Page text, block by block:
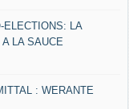
ELECTIONS: LA
LA SAUCE
: WERANTE